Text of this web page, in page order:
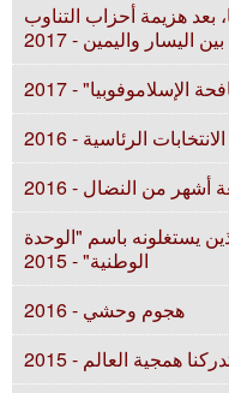
بعد هزيمة أحزاب التناوب
بين اليسار واليمين - 2017
الإسلاموفوبيا" - 2017
الرئاسية - 2016
من النضال - 2016
يستغلونه باسم "الوحدة
الوطنية" - 2015
هجوم وحشي - 2016
همجية العالم - 2015